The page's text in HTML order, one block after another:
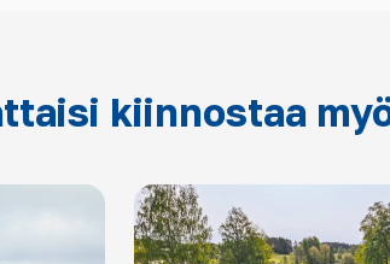
kiinnostaa